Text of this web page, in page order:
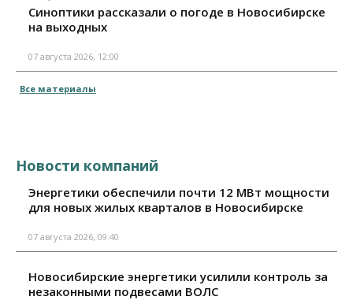
Синоптики рассказали о погоде в Новосибирске
на выходных
07 августа 2026, 12:00
Все материалы
Новости компаний
Энергетики обеспечили почти 12 МВт мощности
для новых жилых кварталов в Новосибирске
07 августа 2026, 09:40
Новосибирские энергетики усилили контроль за
незаконными подвесами ВОЛС